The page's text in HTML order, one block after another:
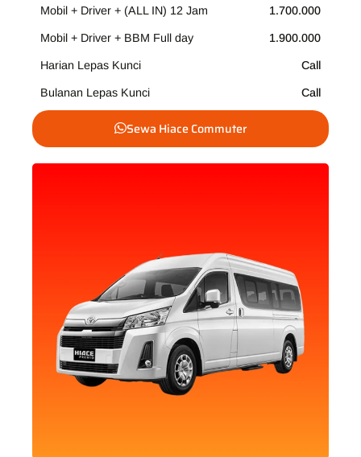
Mobil + Driver + (ALL IN) 12 Jam 1.700.000
Mobil + Driver + BBM Full day 1.900.000
Harian Lepas Kunci Call
Bulanan Lepas Kunci Call
Sewa Hiace Commuter